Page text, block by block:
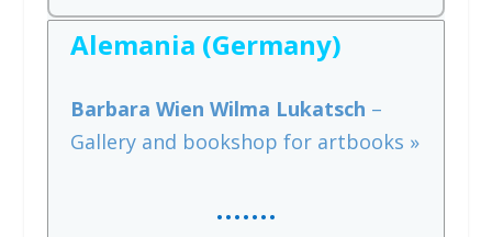
Alemania (Germany)
Barbara Wien Wilma Lukatsch –
Gallery and bookshop for artbooks »
…….